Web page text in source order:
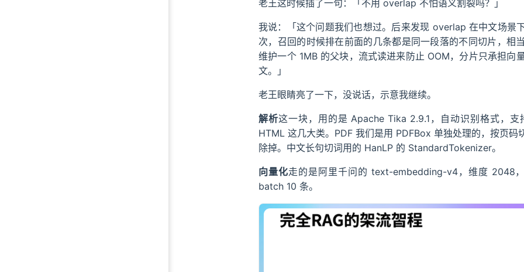
老王这时候插了一句：「不用 overlap 不怕语义割裂吗？」
我说：「这个问题我们也想过。后来发现 overlap 在中文场景
次，召回的时候排在前面的几条都是同一段落的不同切片，
维护一个 1MB 的父块，流式读进来防止 OOM，分片只承担向
文。」
老王眼睛亮了一下，没说话，示意我继续。
解析这一块，用的是 Apache Tika 2.9.1，自动识别格式，
HTML 这几大类。PDF 我们是用 PDFBox 单独处理的，按页
除掉。中文长句切词用的 HanLP 的 StandardTokenizer。
向量化走的是阿里千问的 text-embedding-v4，维度 2048
batch 10 条。